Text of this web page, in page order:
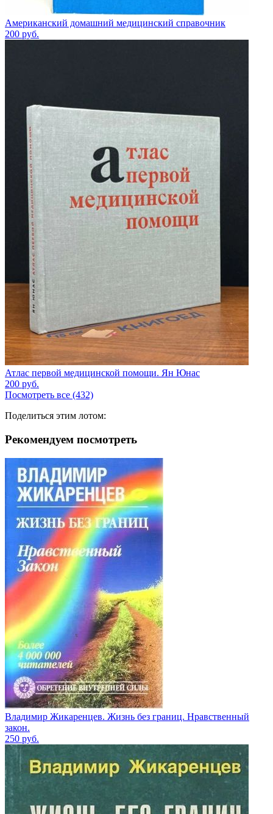
Американский домашний медицинский справочник
200 руб.
Атлас первой медицинской помощи. Ян Юнас
200 руб.
Посмотреть все (432)
Поделиться этим лотом:
Рекомендуем посмотреть
Владимир Жикаренцев. Жизнь без границ. Нравственный
закон.
250 руб.